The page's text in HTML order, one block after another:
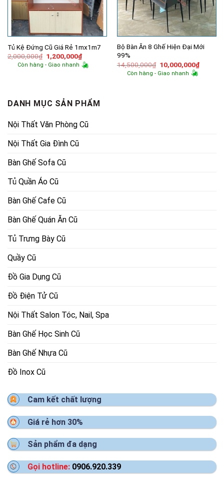
Tủ Kệ Đứng Cũ Giá Rẻ 1mx1m7
2,000,000₫ Giá
gốc
là:
1,200,000₫Giá
hiện
tại
Còn hàng - Giao nhanh
Bộ Bàn Ăn 8 Ghế Hiện Đại Mới
99%
14,500,000₫ Giá
gốc
là:
10,000,000₫Giá
hiện
Còn hàng - Giao nhanh
DANH MỤC SẢN PHẨM
Nội Thất Văn Phòng Cũ
Nội Thất Gia Đình Cũ
Bàn Ghế Sofa Cũ
Tủ Quần Áo Cũ
Bàn Ghế Cafe Cũ
Bàn Ghế Quán Ăn Cũ
Tủ Trưng Bày Cũ
Quầy Cũ
Đồ Gia Dụng Cũ
Đồ Điện Tử Cũ
Nội Thất Salon Tóc, Nail, Spa
Bàn Ghế Học Sinh Cũ
Bàn Ghế Nhựa Cũ
Đồ Inox Cũ
Cam kết chất lượng
Giá rẻ hơn 30%
Sản phẩm đa dạng
Gọi hotline: 0906.920.339